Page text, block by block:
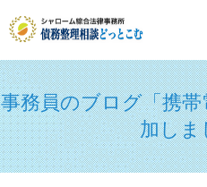
事務員のブログ「携
加しま